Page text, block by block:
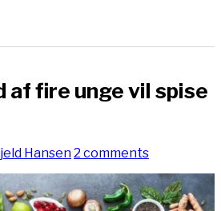
af fire unge vil spise
Hansen2 comments